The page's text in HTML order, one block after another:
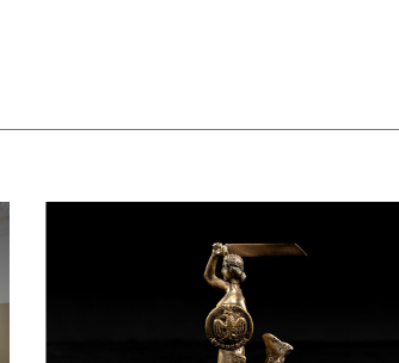
na bezpłatne zwiedzanie skarbca Biblioteki
czytaj więcej o Dyrektor BN otrzymał Nagrodę